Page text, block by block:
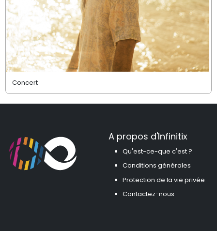
Concert
A propos d'Infinitix
Qu'est-ce-que c'est ?
Conditions générales
Protection de la vie privée
Contactez-nous